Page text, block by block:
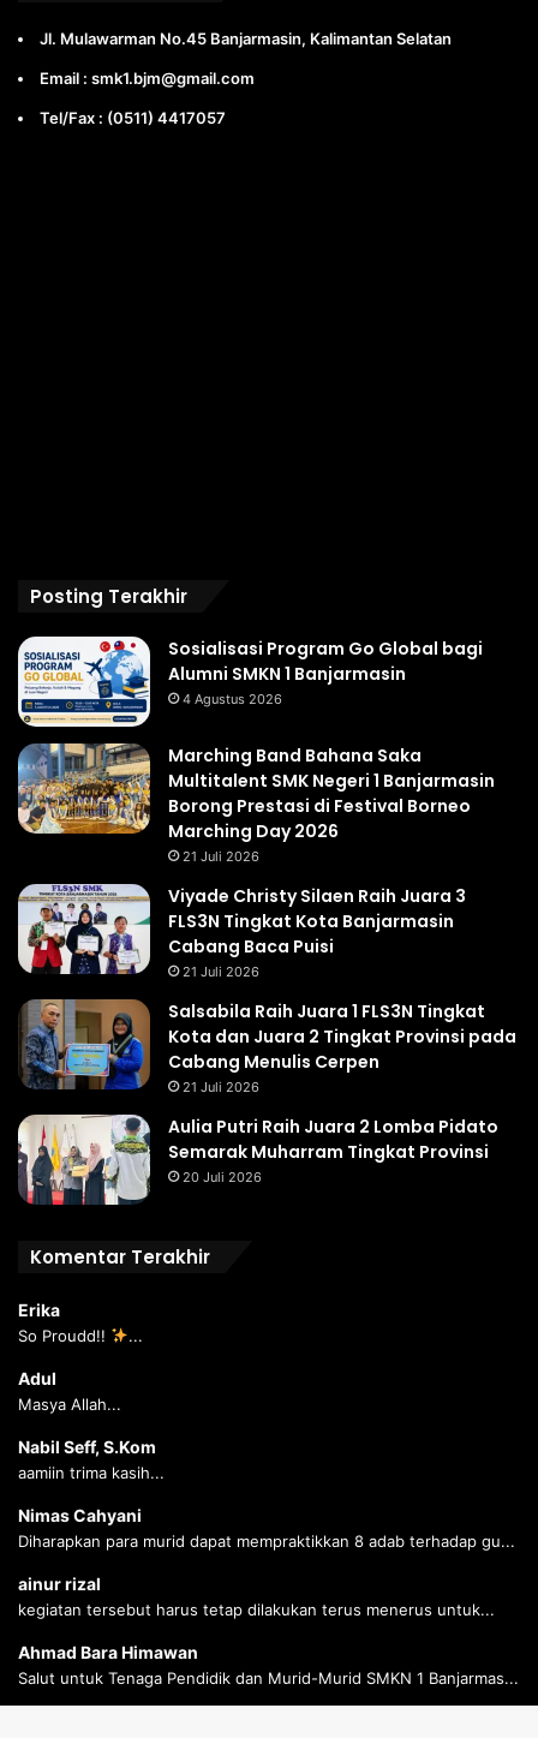
Jl. Mulawarman No.45 Banjarmasin, Kalimantan Selatan
Email : smk1.bjm@gmail.com
Tel/Fax : (0511) 4417057
Posting Terakhir
Sosialisasi Program Go Global bagi
Alumni SMKN 1 Banjarmasin
4 Agustus 2026
Marching Band Bahana Saka
Multitalent SMK Negeri 1 Banjarmasin
Borong Prestasi di Festival Borneo
Marching Day 2026
21 Juli 2026
Viyade Christy Silaen Raih Juara 3
FLS3N Tingkat Kota Banjarmasin
Cabang Baca Puisi
21 Juli 2026
Salsabila Raih Juara 1 FLS3N Tingkat
Kota dan Juara 2 Tingkat Provinsi pada
Cabang Menulis Cerpen
21 Juli 2026
Aulia Putri Raih Juara 2 Lomba Pidato
Semarak Muharram Tingkat Provinsi
20 Juli 2026
Komentar Terakhir
Erika
So Proudd!! ...
Adul
Masya Allah...
Nabil Seff, S.Kom
aamiin trima kasih...
Nimas Cahyani
Diharapkan para murid dapat mempraktikkan 8 adab terhadap gu...
ainur rizal
kegiatan tersebut harus tetap dilakukan terus menerus untuk...
Ahmad Bara Himawan
Salut untuk Tenaga Pendidik dan Murid-Murid SMKN 1 Banjarmas...